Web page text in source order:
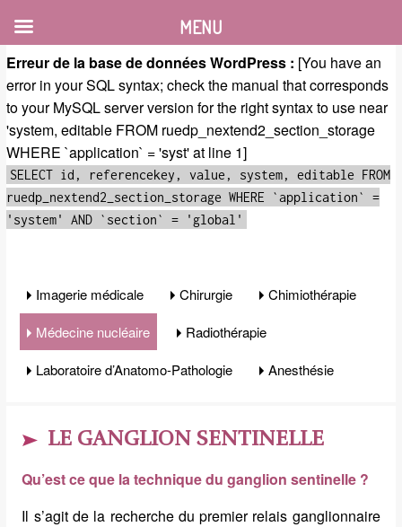
Erreur de la base de données WordPress : [You have an
error in your SQL syntax; check the manual that corresponds
to your MySQL server version for the right syntax to use near
'system, editable FROM ruedp_nextend2_section_storage
WHERE `application` = 'syst' at line 1]
SELECT id, referencekey, value, system, editable FROM
ruedp_nextend2_section_storage WHERE `application` =
'system' AND `section` = 'global'
Imagerie médicale Chirurgie
Chimiothérapie
Médecine nucléaire
Radiothérapie
Laboratoire d’Anatomo-Pathologie
Anesthésie
LE GANGLION SENTINELLE
Qu’est ce que la technique du ganglion sentinelle ?
Il s’agit de la recherche du premier relais ganglionnaire
MENU